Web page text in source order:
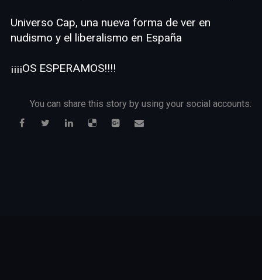
Universo Cap, una nueva forma de ver en
nudismo y el liberalismo en España
¡¡¡¡OS ESPERAMOS!!!!
You can share this story by using your social accounts: